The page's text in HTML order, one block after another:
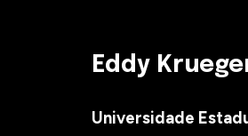
Eddy
Universidade